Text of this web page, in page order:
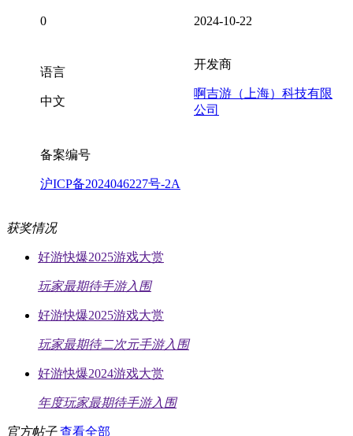
0 2024-10-22
语言
中文
开发商
啊吉游（上海）科技有限
公司
备案编号
沪ICP备2024046227号-2A
获奖情况
好游快爆2025游戏大赏
玩家最期待手游入围
好游快爆2025游戏大赏
玩家最期待二次元手游入围
好游快爆2024游戏大赏
年度玩家最期待手游入围
官方帖子 查看全部